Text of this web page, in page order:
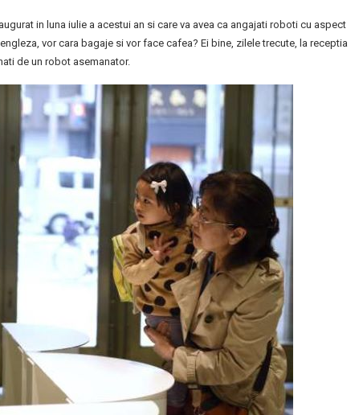
in luna iulie a acestui an si care va avea ca angajati roboti cu aspect
vor cara bagaje si vor face cafea? Ei bine, zilele trecute, la receptia
de un robot asemanator.